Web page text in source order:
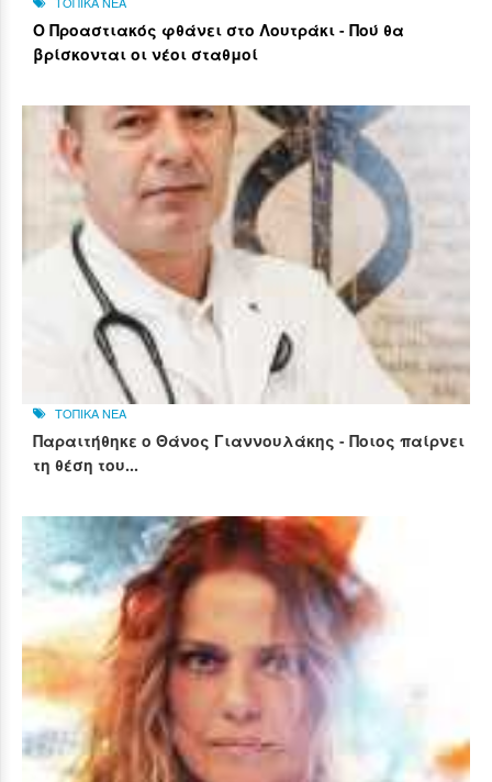
Ο Προαστιακός φθάνει στο Λουτράκι - Πού θα
βρίσκονται οι νέοι σταθμοί
ΤΟΠΙΚΑ ΝΕΑ
Παραιτήθηκε ο Θάνος Γιαννουλάκης - Ποιος παίρνει
τη θέση του...